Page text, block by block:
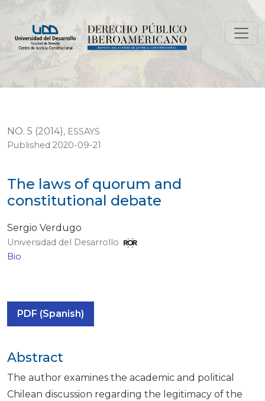
NO. 5 (2014), ESSAYS
The laws of quorum and
constitutional debate
Published 2020-09-21
Sergio Verdugo
Universidad del Desarrollo
Bio
PDF (Spanish)
Abstract
The author examines the academic and political
Chilean discussion regarding the legitimacy of the